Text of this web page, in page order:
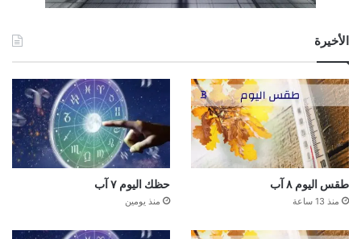
الأخيرة
طقس اليوم ٨ آب
منذ 13 ساعة
حظك اليوم ٧ آب
منذ يومين